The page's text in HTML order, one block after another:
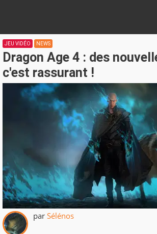
JEU VIDÉO NEWS
Dragon Age 4 : des
c'est rassurant !
par Sélénos